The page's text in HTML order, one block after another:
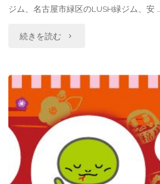
ジム、名古屋市緑区のLUSH緑ジム、安 …
続きを読む "2025
月
日
ジ